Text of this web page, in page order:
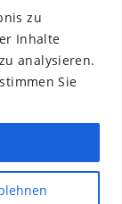
zu
Inhalte
analysieren.
Sie
unsere